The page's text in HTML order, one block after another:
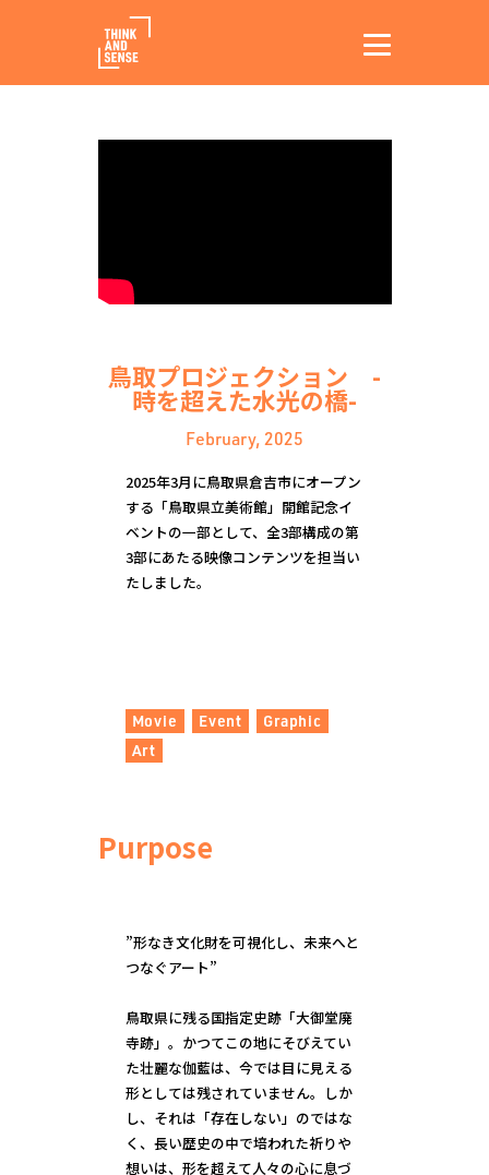
鳥取プロジェクション -
時を超えた水光の橋-
February, 2025
2025年3月に鳥取県倉吉市にオープン
する「鳥取県立美術館」開館記念イ
ベントの一部として、全3部構成の第
3部にあたる映像コンテンツを担当い
たしました。
Movie Event
Graphic
Art
Purpose
”形なき文化財を可視化し、未来へと
つなぐアート”
鳥取県に残る国指定史跡「大御堂廃
寺跡」。かつてこの地にそびえてい
た壮麗な伽藍は、今では目に見える
形としては残されていません。しか
し、それは「存在しない」のではな
く、長い歴史の中で培われた祈りや
想いは、形を超えて人々の心に息づ